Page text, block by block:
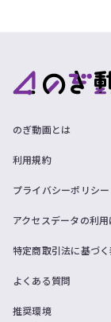
のぎ動画とは
利用規約
プライバシーポリシー
アクセスデータの利
特定商取引法に基づ
よくある質問
推奨環境